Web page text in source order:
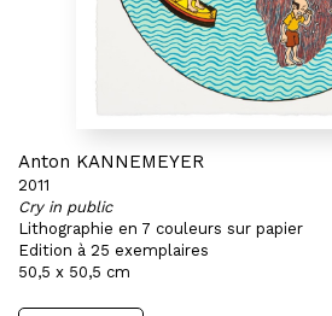
Anton KANNEMEYER
2011
Cry in public
Lithographie en 7 couleurs sur papier
Edition à 25 exemplaires
50,5 x 50,5 cm